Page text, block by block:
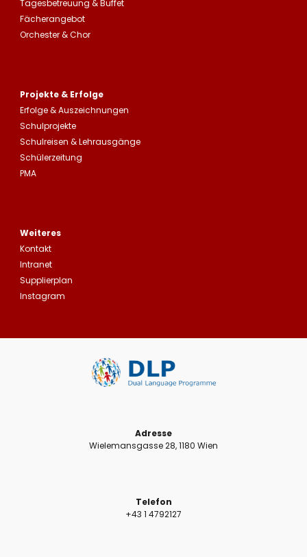
Tagesbetreuung &Buffet
Fächerangebot
Orchester & Chor
Projekte & Erfolge
Erfolge &Auszeichnungen
Schulprojekte
Schulreisen &Lehrausgänge
Schülerzeitung
PMA
Weiteres
Kontakt
Intranet
Supplierplan
Instagram
Adresse
Wielemansgasse 28, 1180 Wien
Telefon
+43 1 4792127